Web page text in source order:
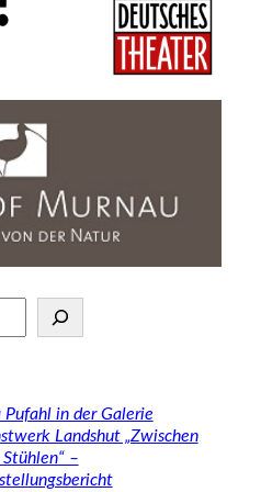
Pufahl in der Galerie
Landshut „Zwischen
–